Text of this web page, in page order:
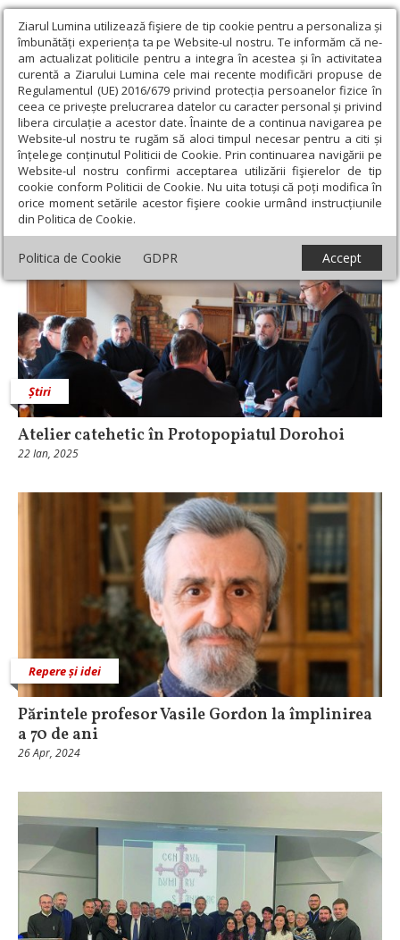
Ziarul Lumina utilizează fişiere de tip cookie pentru a personaliza și
îmbunătăți experiența ta pe Website-ul nostru. Te informăm că ne-
am actualizat politicile pentru a integra în acestea și în activitatea
curentă a Ziarului Lumina cele mai recente modificări propuse de
Regulamentul (UE) 2016/679 privind protecția persoanelor fizice în
ceea ce privește prelucrarea datelor cu caracter personal și privind
libera circulație a acestor date. Înainte de a continua navigarea pe
Website-ul nostru te rugăm să aloci timpul necesar pentru a citi și
înțelege conținutul Politicii de Cookie. Prin continuarea navigării pe
Website-ul nostru confirmi acceptarea utilizării fişierelor de tip
cookie conform Politicii de Cookie. Nu uita totuși că poți modifica în
orice moment setările acestor fişiere cookie urmând instrucțiunile
din Politica de Cookie.
Politica de Cookie GDPR Accept
Ziarul Lumina › Pr. Conf. Univ. Dr. Vasile Crețu
Pr. Vasile Crețu
Știri
Atelier catehetic în Protopopiatul Dorohoi
22 Ian, 2025
Repere și idei
Părintele profesor Vasile Gordon la împlinirea
a 70 de ani
26 Apr, 2024